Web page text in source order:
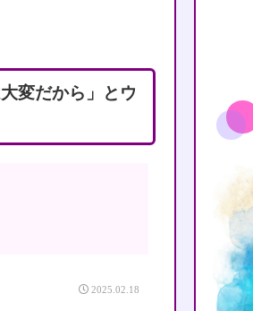
e
変だから」とウ
2025.02.18